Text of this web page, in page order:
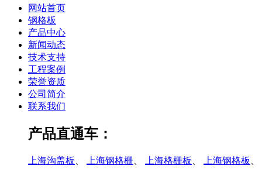
网站首页
钢格板
产品中心
新闻动态
技术支持
工程案例
荣誉资质
公司简介
联系我们
产品直通车：
上海沟盖板 上海钢格栅 上海格栅板 上海钢格板